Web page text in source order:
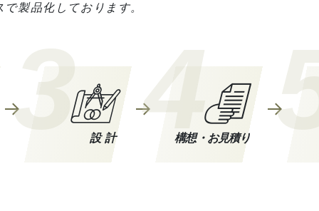
製品化しております。
3 設計 4
構想・お見積り